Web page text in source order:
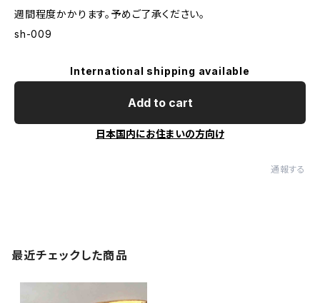
週間程度かかります。予めご了承ください。
sh-009
International shipping available
Add to cart
日本国内にお住まいの方向け
通報する
最近チェックした商品